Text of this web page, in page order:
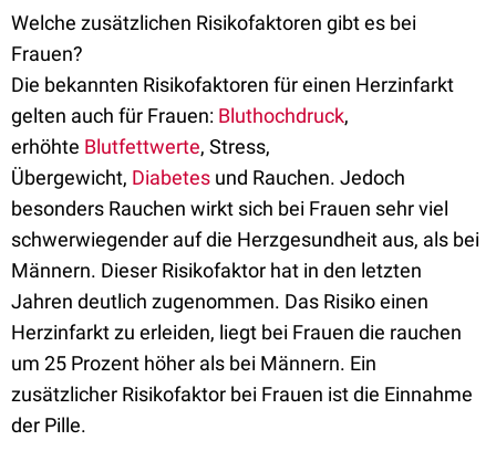
Welche zusätzlichen Risikofaktoren gibt es bei
Frauen?
Die bekannten Risikofaktoren für einen Herzinfarkt
gelten auch für Frauen: Bluthochdruck,
erhöhte Blutfettwerte, Stress,
Übergewicht, Diabetes und Rauchen. Jedoch
besonders Rauchen wirkt sich bei Frauen sehr viel
schwerwiegender auf die Herzgesundheit aus, als bei
Männern. Dieser Risikofaktor hat in den letzten
Jahren deutlich zugenommen. Das Risiko einen
Herzinfarkt zu erleiden, liegt bei Frauen die rauchen
um 25 Prozent höher als bei Männern. Ein
zusätzlicher Risikofaktor bei Frauen ist die Einnahme
der Pille.